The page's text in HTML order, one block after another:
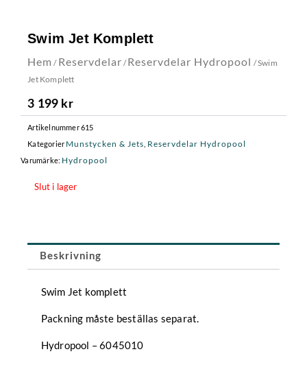
Swim Jet Komplett
Hem / Reservdelar /Reservdelar Hydropool / Swim
Jet Komplett
3 199 kr
Artikelnummer615
Kategorier Munstycken & Jets Reservdelar Hydropool
Varumärke: Hydropool
Slut i lager
Beskrivning
Swim Jet komplett
Packning måste beställas separat.
Hydropool – 6045010